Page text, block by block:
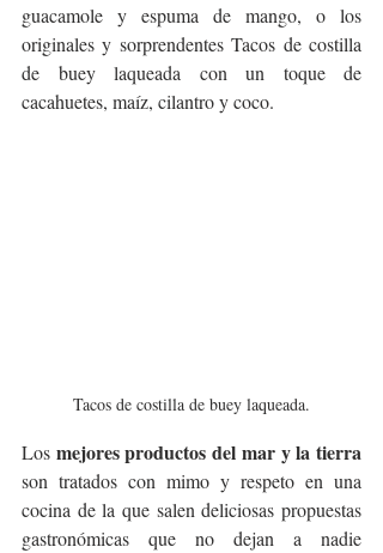
guacamole y espuma de mango, o los
originales y sorprendentes Tacos de costilla
de buey laqueada con un toque de
cacahuetes, maíz, cilantro y coco.
Tacos de costilla de buey laqueada.
Los mejores productos del mar y la tierra
son tratados con mimo y respeto en una
cocina de la que salen deliciosas propuestas
gastronómicas que no dejan a nadie